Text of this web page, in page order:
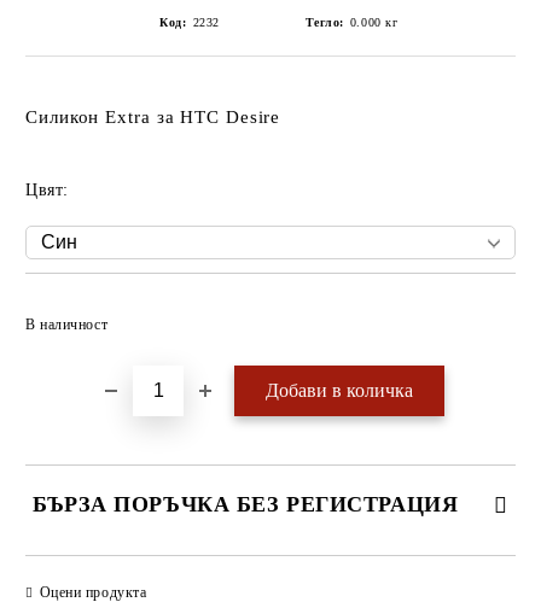
Код: 2232 Тегло: 0.000 кг
Силикон Extra за HTC Desire
Цвят:
В наличност
БЪРЗА ПОРЪЧКА БЕЗ РЕГИСТРАЦИЯ
Оцени продукта